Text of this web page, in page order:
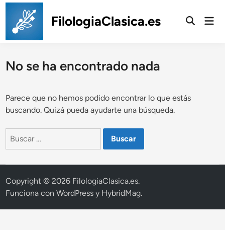
Saltar
contenido
FilologiaClasica.es
No se ha encontrado nada
Parece que no hemos podido encontrar lo que estás
buscando. Quizá pueda ayudarte una búsqueda.
Buscar:
Copyright © 2026 FilologiaClasica.es.
Funciona conWordPress y HybridMag.